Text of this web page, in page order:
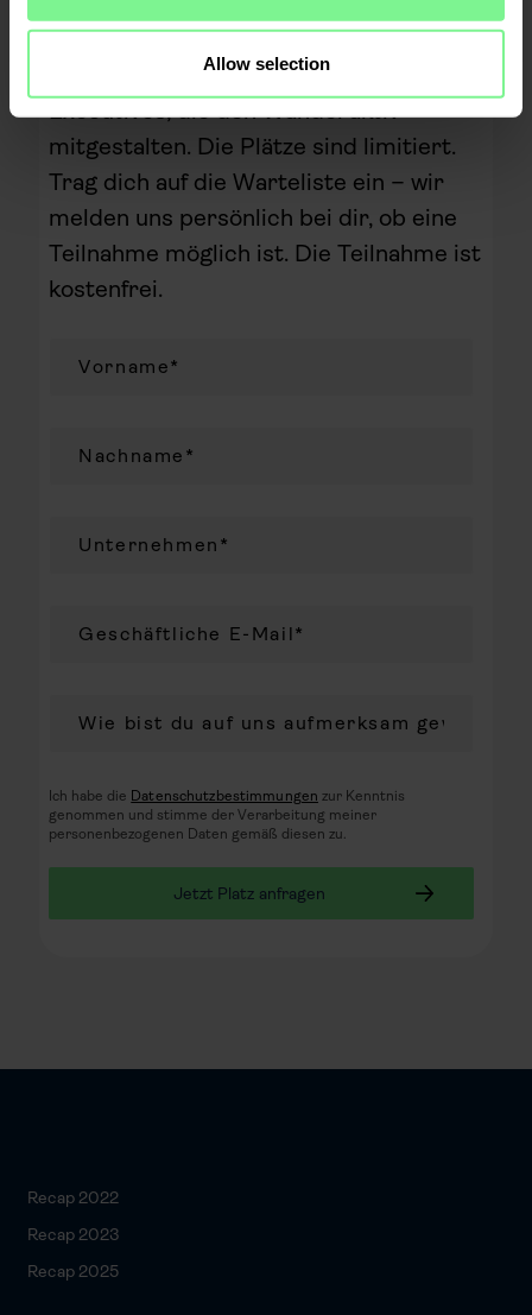
Allow selection
Du möchtest dabei sein?
Dieses exklusive Dinner richtet sich an
Executives, die den Wandel aktiv
mitgestalten. Die Plätze sind limitiert.
Trag dich auf die Warteliste ein – wir
melden uns persönlich bei dir, ob eine
Teilnahme möglich ist. Die Teilnahme ist
kostenfrei.
Ich habe die Datenschutzbestimmungen zur Kenntnis
genommen und stimme der Verarbeitung meiner
personenbezogenen Daten gemäß diesen zu.
Recap 2022
Recap 2023
Recap 2025